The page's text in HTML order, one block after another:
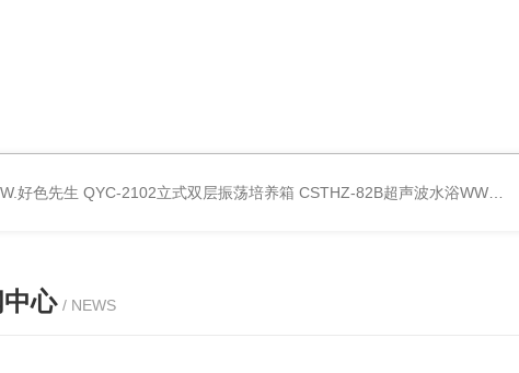
好色先生 QYC-2102立式双层振荡培养箱 CSTHZ-82B超声波水浴WWW.好色先生
心 / NEWS